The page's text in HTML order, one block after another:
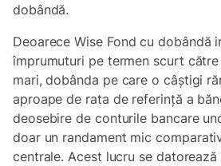
dobândă.
Deoarece Wise Fond cu dobândă
împrumuturi pe termen scurt
mari, dobânda pe care o câștigi
aproape de rata de referință a
deosebire de conturile bancare
doar un randament mic
centrale. Acest lucru se